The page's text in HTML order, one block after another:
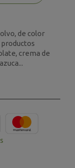
de color
productos
crema de